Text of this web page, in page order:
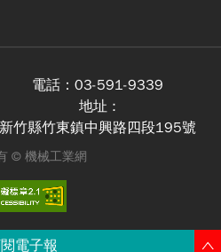
電子報
電話： 03-591-9339
地址 :
新竹縣竹東鎮中興路四段195號
© 機械工業網